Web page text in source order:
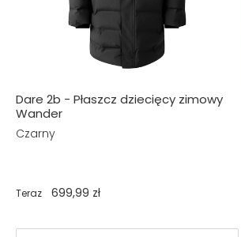
Dare 2b - Płaszcz dziecięcy zimowy
Wander
Czarny
Teraz 699,99 zł